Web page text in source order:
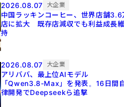
2026.08.07 大企業
中国ラッキンコーヒー、世界店舗3.6
店に拡大 既存店減収でも利益成長
持
2026.08.07 大企業
アリババ、最上位AIモデル
「Qwen3.8-Max」を発表。16日間
律開発でDeepseekら追撃